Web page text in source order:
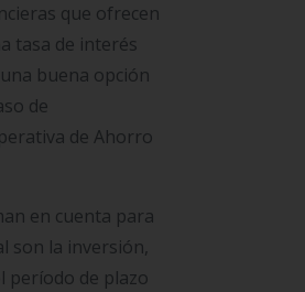
que ofrecen
tasa de interés
buena opción
de
de Ahorro
en cuenta para
son la inversión,
período de plazo